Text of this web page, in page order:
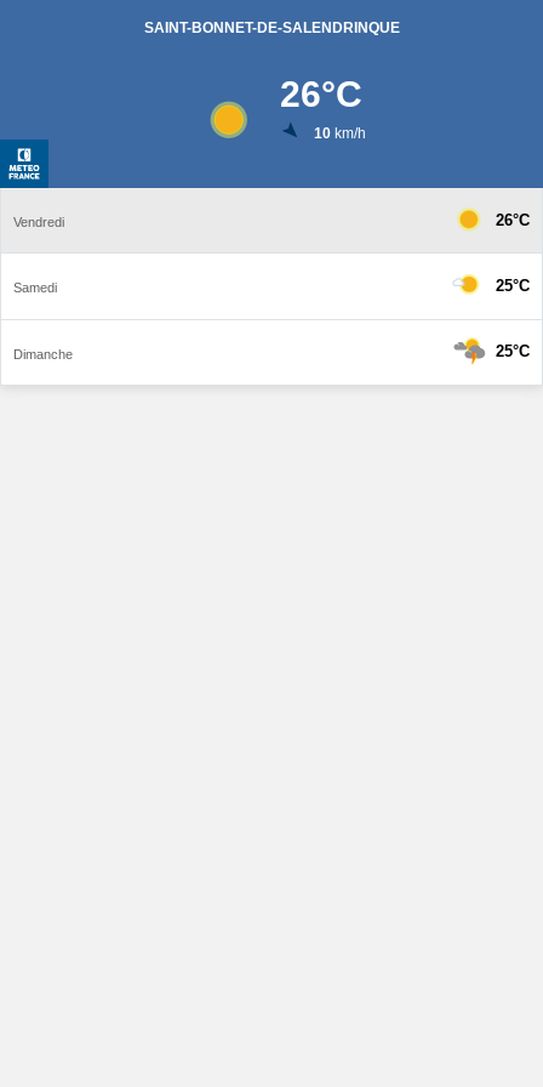
SAINT-BONNET-DE-SALENDRINQUE
26°C
10km/h
Vendredi 26°C
Samedi 25°C
Dimanche 25°C